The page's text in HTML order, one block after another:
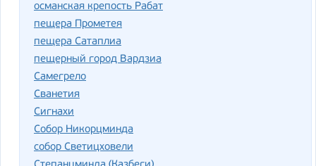
османская крепость Рабат
пещера Прометея
пещера Сатаплиа
пещерный город Вардзиа
Самегрело
Сванетия
Сигнахи
Собор Никорцминда
собор Светицховели